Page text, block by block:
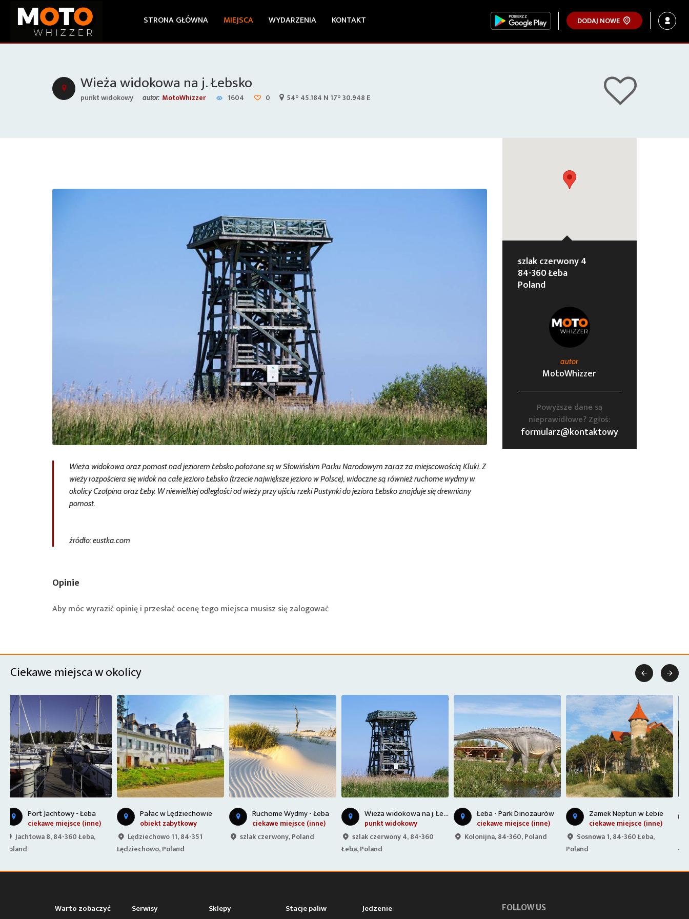
STRONA GŁÓWNA MIEJSCA WYDARZENIA KONTAKT DODAJ NOWE
Wieża widokowa na j. Łebsko
punkt widokowy autor: MotoWhizzer 1604 0 54° 45.184 N 17° 30.948 E
Wieża widokowa oraz pomost nad jeziorem Łebsko położone są w Słowińskim Parku Narodowym zaraz za miejscowością Kluki. Z
wieży rozpościera się widok na całe jezioro Łebsko (trzecie największe jezioro w Polsce), widoczne są również ruchome wydmy w
okolicy Czołpina oraz Łeby. W niewielkiej odległości od wieży przy ujściu rzeki Pustynki do jeziora Łebsko znajduje się drewniany
pomost.
źródło: eustka.com
Opinie
Aby móc wyrazić opinię i przesłać ocenę tego miejsca musisz sięzalogować
szlak czerwony 4
84-360 Łeba
Poland
autor
MotoWhizzer
Powyższe dane są
nieprawidłowe? Zgłoś:
formularz@kontaktowy
Ciekawe miejsca w okolicy
Pałac w Lędziechowie
obiekt zabytkowy
Lędziechowo 11, 84-351
Lędziechowo, Poland
Ruchome Wydmy - Łeba
ciekawe miejsce (inne)
szlak czerwony, Poland
Wieża widokowa na j. Łebsko
punkt widokowy
szlak czerwony 4, 84-360
Łeba - Park Dinozaurów
ciekawe miejsce (inne)
Kolonijna, 84-360, Poland
Zamek Neptun w Łebie
ciekawe miejsce (inne)
Sosnowa 1, 84-360 Łeba,
Port morski w Łebie
miejscowość turystyczna
Falochron zachodni, 84-360
Łeba, Poland
 
Warto zobaczyć Serwisy Sklepy Stacje paliw
Jedzenie
FOLLOW US